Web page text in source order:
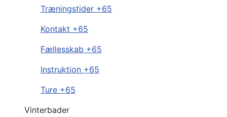
Træningstider +65
Kontakt +65
Fællesskab +65
Instruktion +65
Ture +65
Vinterbader